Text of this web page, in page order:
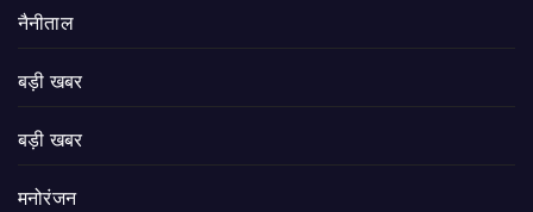
नैनीताल
बड़ी खबर
बड़ी खबर
मनोरंजन